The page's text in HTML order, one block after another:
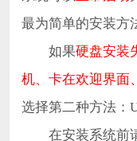
最为简单的安装方
如果硬盘安装
机、卡在欢迎界面
选择第二种方法：
在安装系统前请